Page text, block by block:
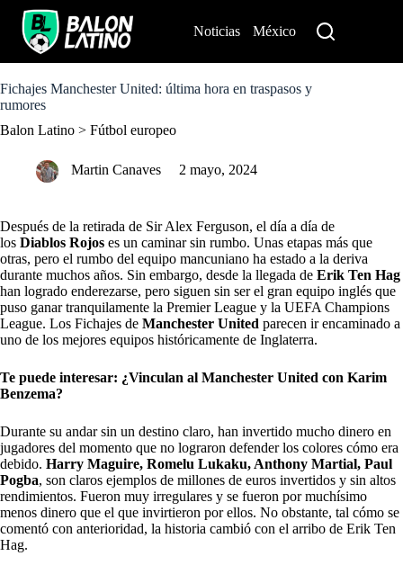
o
c
n
Noticias México
Fichajes Manchester United: última hora en traspasos y
rumores
Balon Latino > Fútbol europeo
Martin Canaves 2 mayo, 2024
Después de la retirada de Sir Alex Ferguson, el día a día de
los Diablos Rojos es un caminar sin rumbo. Unas etapas más que
otras, pero el rumbo del equipo mancuniano ha estado a la deriva
durante muchos años. Sin embargo, desde la llegada de Erik Ten Hag
han logrado enderezarse, pero siguen sin ser el gran equipo inglés que
puso ganar tranquilamente la Premier League y la UEFA Champions
League. Los Fichajes de Manchester United parecen ir encaminado a
uno de los mejores equipos históricamente de Inglaterra.
Te puede interesar: ¿Vinculan al Manchester United con Karim
Benzema?
Durante su andar sin un destino claro, han invertido mucho dinero en
jugadores del momento que no lograron defender los colores cómo era
debido. Harry Maguire, Romelu Lukaku, Anthony Martial, Paul
Pogba, son claros ejemplos de millones de euros invertidos y sin altos
rendimientos. Fueron muy irregulares y se fueron por muchísimo
menos dinero que el que invirtieron por ellos. No obstante, tal cómo se
comentó con anterioridad, la historia cambió con el arribo de Erik Ten
Hag.